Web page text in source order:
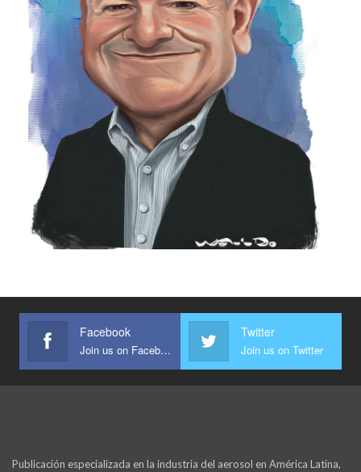
Facebook
Join us on Facebook
Twitter
Join us on Twitter
Publicación especializada en la industria del aerosol en América Latina,